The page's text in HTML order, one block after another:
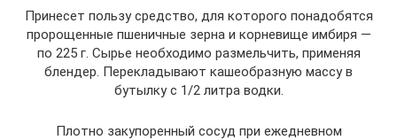
Принесет пользу средство, для которого понадобятся
пророщенные пшеничные зерна и корневище имбиря —
по 225 г. Сырье необходимо размельчить, применяя
блендер. Перекладывают кашеобразную массу в
бутылку с 1/2 литра водки.
Плотно закупоренный сосуд при ежедневном